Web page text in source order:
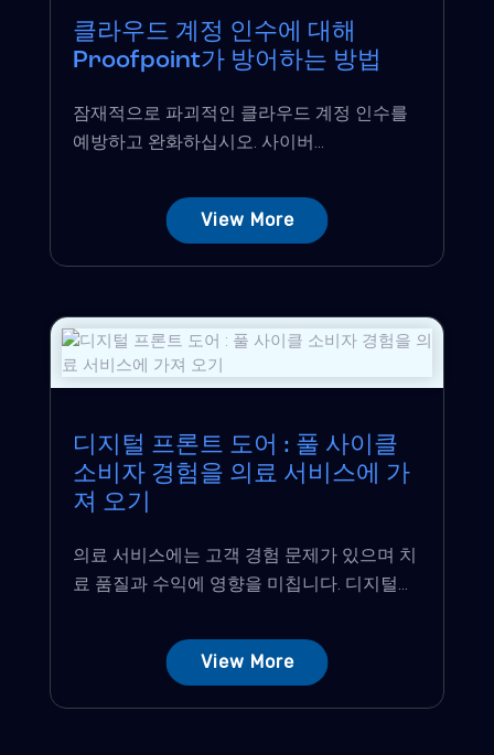
클라우드 계정 인수에 대해
Proofpoint가 방어하는 방법
잠재적으로 파괴적인 클라우드 계정 인수를
예방하고 완화하십시오. 사이버...
View More
디지털 프론트 도어 : 풀 사이클
소비자 경험을 의료 서비스에 가
져 오기
의료 서비스에는 고객 경험 문제가 있으며 치
료 품질과 수익에 영향을 미칩니다. 디지털...
View More